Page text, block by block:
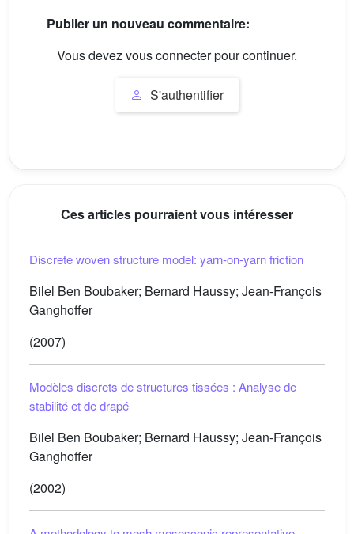
Publier un nouveau commentaire:
Vous devez vous connecter pour continuer.
S'authentifier
Ces articles pourraient vous intéresser
Discrete woven structure model: yarn-on-yarn friction
Bilel Ben Boubaker; Bernard Haussy; Jean-François
Ganghoffer
(2007)
Modèles discrets de structures tissées : Analyse de
stabilité et de drapé
Bilel Ben Boubaker; Bernard Haussy; Jean-François
Ganghoffer
(2002)